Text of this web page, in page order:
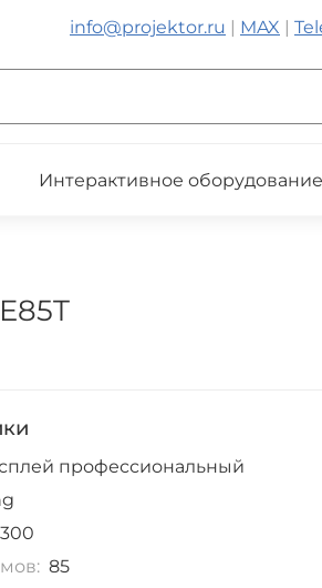
info@projektor.ru MAX
Интерактивное оборудование
профессиональный
300
85